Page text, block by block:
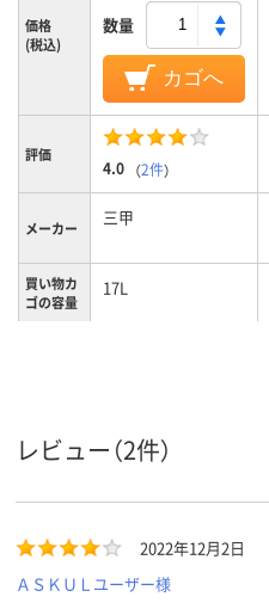
価格
(税込)
数量
カゴへ
評価
4.0 （2件）
メーカー 三甲
買い物カ
ゴの容量
17L
レビュー（2件）
2022年12月2日
ＡＳＫＵＬユーザー様